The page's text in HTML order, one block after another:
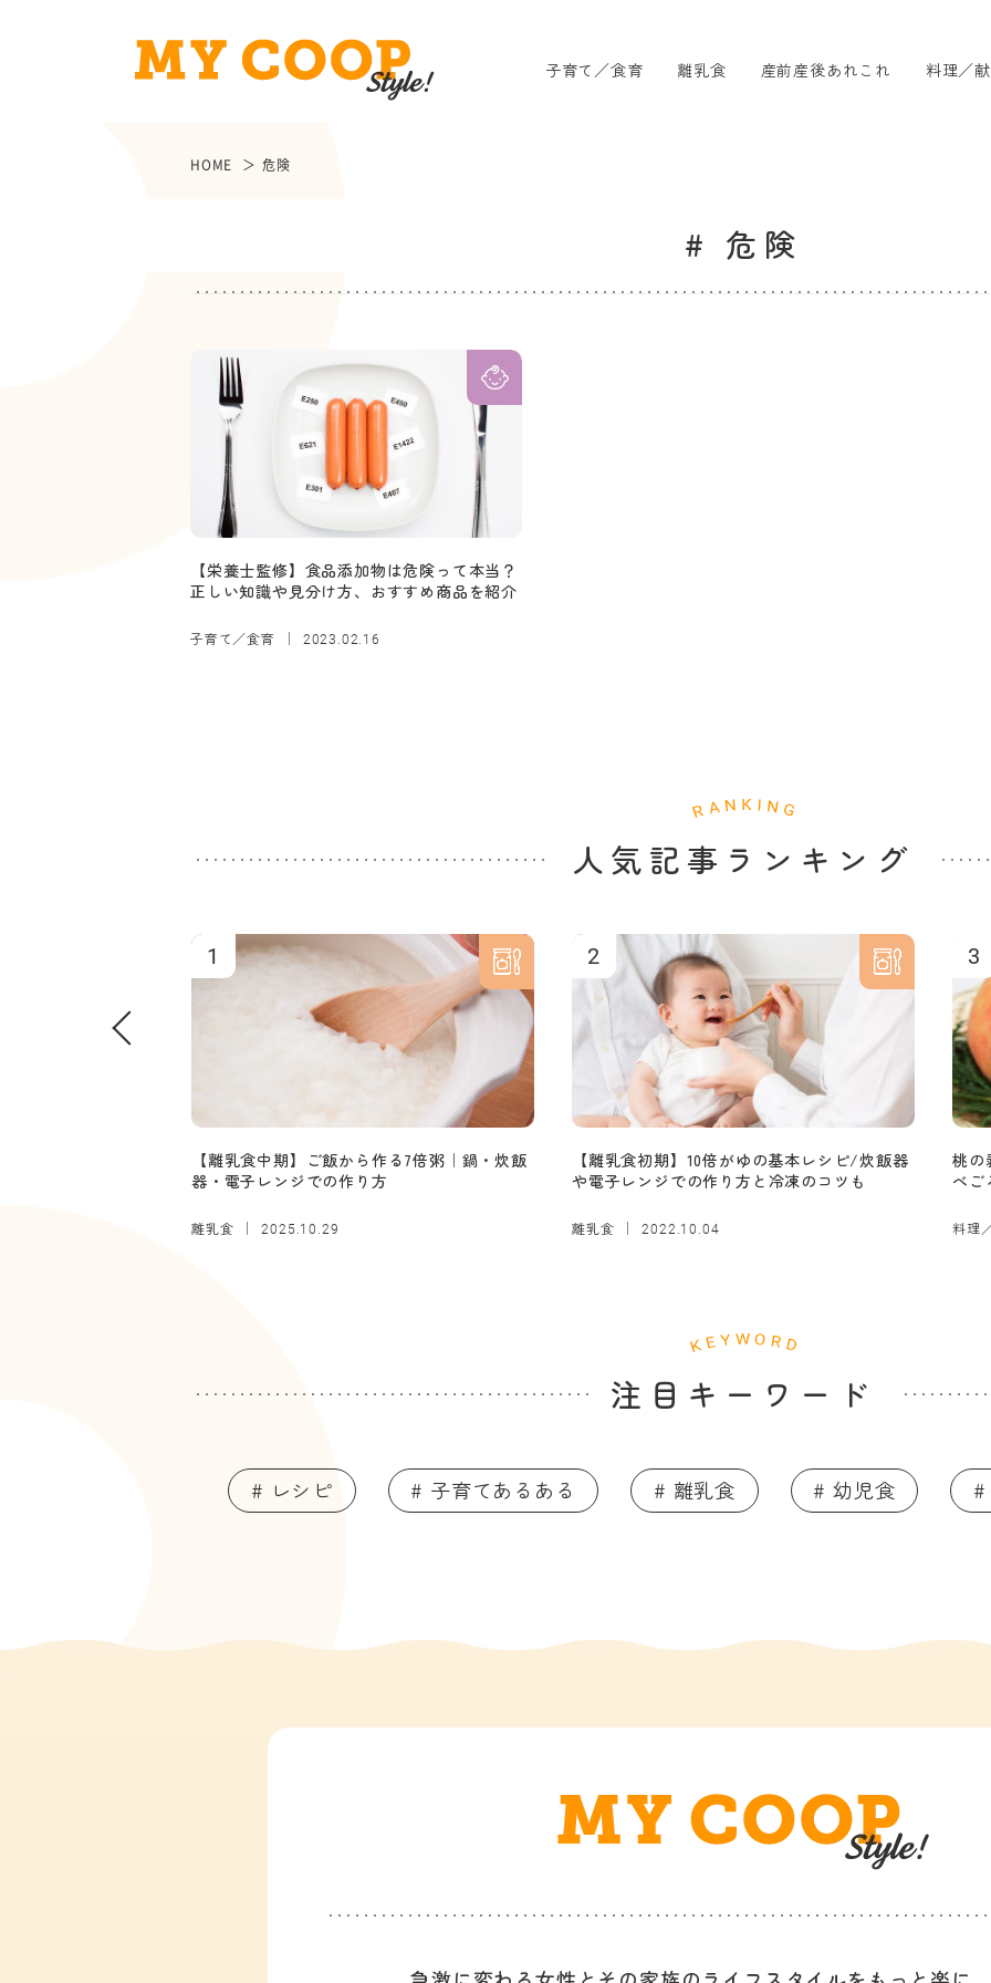
子育て／食育 離乳食 産前産後あれこれ 料理／
HOME 危険
# 危険
【栄養士監修】食品添加物は危険って本当？
正しい知識や見分け方、おすすめ商品を紹介
子育て／食育 2023.02.16
人気記事ランキング
1
【離乳食中期】ご飯から作る7倍粥｜鍋・炊飯
器・電子レンジでの作り方
離乳食 2025.10.29
2
【離乳食初期】10倍がゆの基本レシピ/炊飯器
や電子レンジでの作り方と冷凍のコツも
離乳食 2022.10.04
3
桃の
べご
料理
注目キーワード
# レシピ # 子育てあるある # 離乳食 # 幼児食